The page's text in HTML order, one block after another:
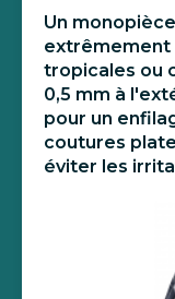
Un
extrêmement
tropicales ou
0,5 mm à
pour un
coutures
éviter les